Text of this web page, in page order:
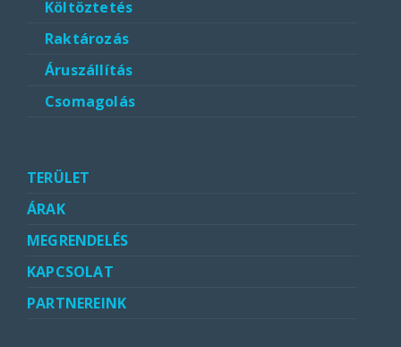
Költöztetés
Raktározás
Áruszállítás
Csomagolás
TERÜLET
ÁRAK
MEGRENDELÉS
KAPCSOLAT
PARTNEREINK